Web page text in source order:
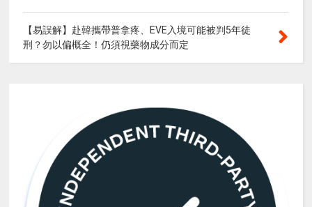
【易誤解】赴韓攜帶普拿疼、EVE入境可能被判5年徒
刑？勿以偏概全！仍須視藥物成分而定